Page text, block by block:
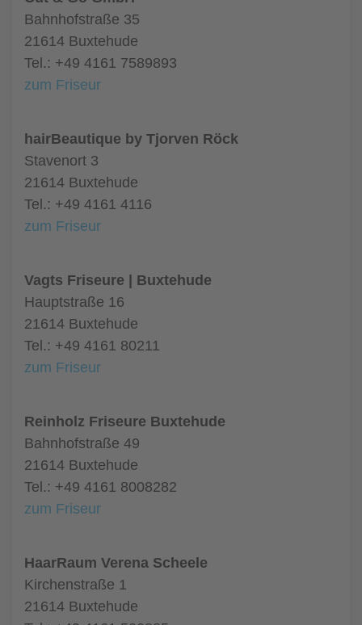
Bahnhofstraße 35
21614 Buxtehude
Tel.: +49 4161 7589893
zum Friseur
hairBeautique by Tjorven Röck
Stavenort 3
21614 Buxtehude
Tel.: +49 4161 4116
zum Friseur
Vagts Friseure | Buxtehude
Hauptstraße 16
21614 Buxtehude
Tel.: +49 4161 80211
zum Friseur
Reinholz Friseure Buxtehude
Bahnhofstraße 49
21614 Buxtehude
Tel.: +49 4161 8008282
zum Friseur
HaarRaum Verena Scheele
Kirchenstraße 1
21614 Buxtehude